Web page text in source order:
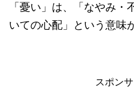
「憂い」は、「なやみ
いての心配」という意味
スポン